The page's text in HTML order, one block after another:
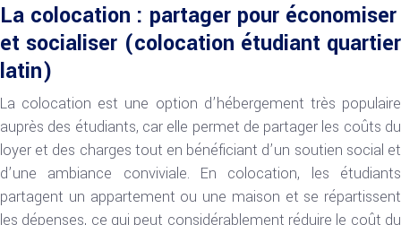
La colocation : partager pour économiser
et socialiser (colocation étudiant quartier
latin)
La colocation est une option d’hébergement très populaire
auprès des étudiants, car elle permet de partager les coûts du
loyer et des charges tout en bénéficiant d’un soutien social et
d’une ambiance conviviale. En colocation, les étudiants
partagent un appartement ou une maison et se répartissent
les dépenses, ce qui peut considérablement réduire le coût du